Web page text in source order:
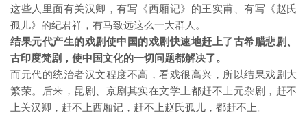
这些人里面有关汉卿，有写《西厢记》的王实甫、有写《赵氏
孤儿》的纪君祥，有马致远这么一大群人。
结果元代产生的戏剧使中国的戏剧快速地赶上了古希腊悲剧、
古印度梵剧，使中国文化的一切问题都解决了。
而元代的统治者汉文程度不高，看戏很高兴，所以结果戏剧大
繁荣。后来，昆剧、京剧其实在文学上都赶不上元杂剧，赶不
上关汉卿，赶不上西厢记，赶不上赵氏孤儿，都赶不上。